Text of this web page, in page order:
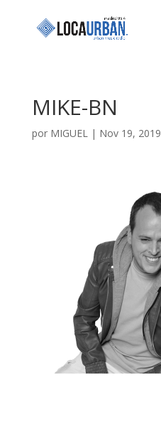
MIKE-BN
por MIGUEL| Nov 19, 2019